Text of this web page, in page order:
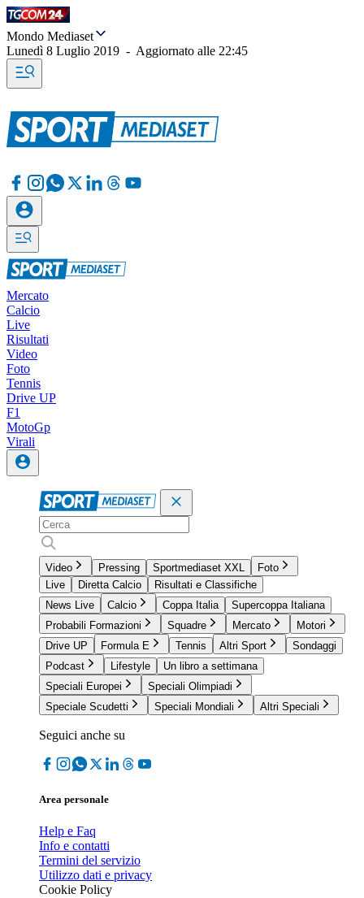
Mondo Mediaset
Lunedì 8 Luglio 2019 - Aggiornato alle 22:45
Mercato
Calcio
Live
Risultati
Video
Foto
Tennis
Drive UP
F1
MotoGp
Virali
Video Pressing Sportmediaset XXL
Foto
Live
Diretta Calcio
Risultati e Classifiche
News Live
Calcio Coppa Italia
Supercoppa Italiana
Probabili Formazioni
Squadre Mercato
Motori
Drive UP
Formula E Tennis Altri Sport
Sondaggi
Podcast
Lifestyle
Un libro a settimana
Speciali Europei
Speciali Olimpiadi
Speciale Scudetti
Speciali Mondiali Altri Speciali
Seguici anche su
Area personale
Help e Faq
Info e contatti
Termini del servizio
Utilizzo dati e privacy
Cookie Policy